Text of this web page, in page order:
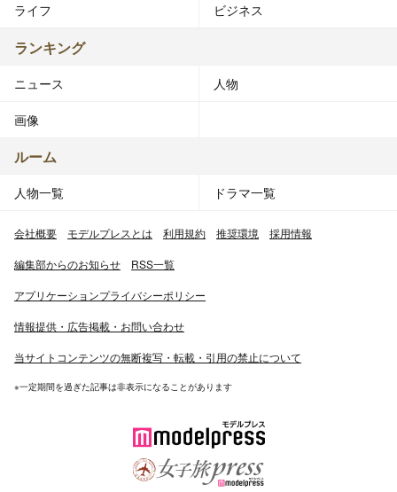
ライフ ビジネス
ランキング
ニュース 人物
画像
ルーム
人物一覧 ドラマ一覧
会社概要 モデルプレスとは 利用規約 推奨環境 採用情報
編集部からのお知らせ RSS一覧
アプリケーションプライバシーポリシー
情報提供・広告掲載・お問い合わせ
当サイトコンテンツの無断複写・転載・引用の禁止について
※一定期間を過ぎた記事は非表示になることがあります